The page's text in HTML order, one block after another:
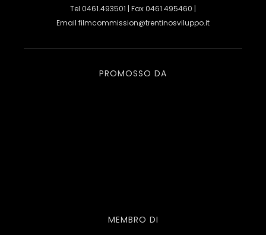
Tel 0461.493501 | Fax 0461.495460 |
Email filmcommission@trentinosviluppo.it
PROMOSSO DA
MEMBRO DI